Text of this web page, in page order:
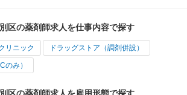
区の薬剤師求人を仕事内容で探す
リニック ドラッグストア（調剤併設）
のみ）